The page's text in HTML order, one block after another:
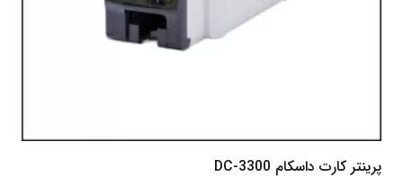
پرینتر کارت داسکام DC-3300